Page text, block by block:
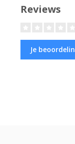
Reviews
Je